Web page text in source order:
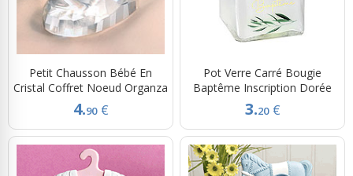
Petit Chausson Bébé En
Cristal Coffret Noeud Organza
4.90 €
Pot Verre Carré Bougie
Baptême Inscription Dorée
3.20 €